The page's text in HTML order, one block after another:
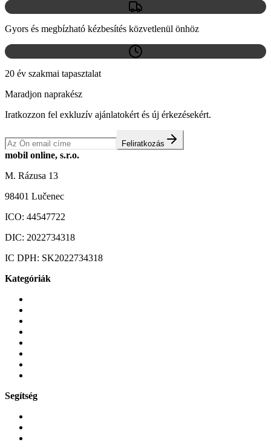
Gyors és megbízható kézbesítés közvetlenül önhöz
20 év szakmai tapasztalat
Maradjon naprakész
Iratkozzon fel exkluzív ajánlatokért és új érkezésekért.
Feliratkozás
mobil online, s.r.o.
M. Rázusa 13
98401 Lučenec
ICO: 44547722
DIC: 2022734318
IC DPH: SK2022734318
Kategóriák
Segítség